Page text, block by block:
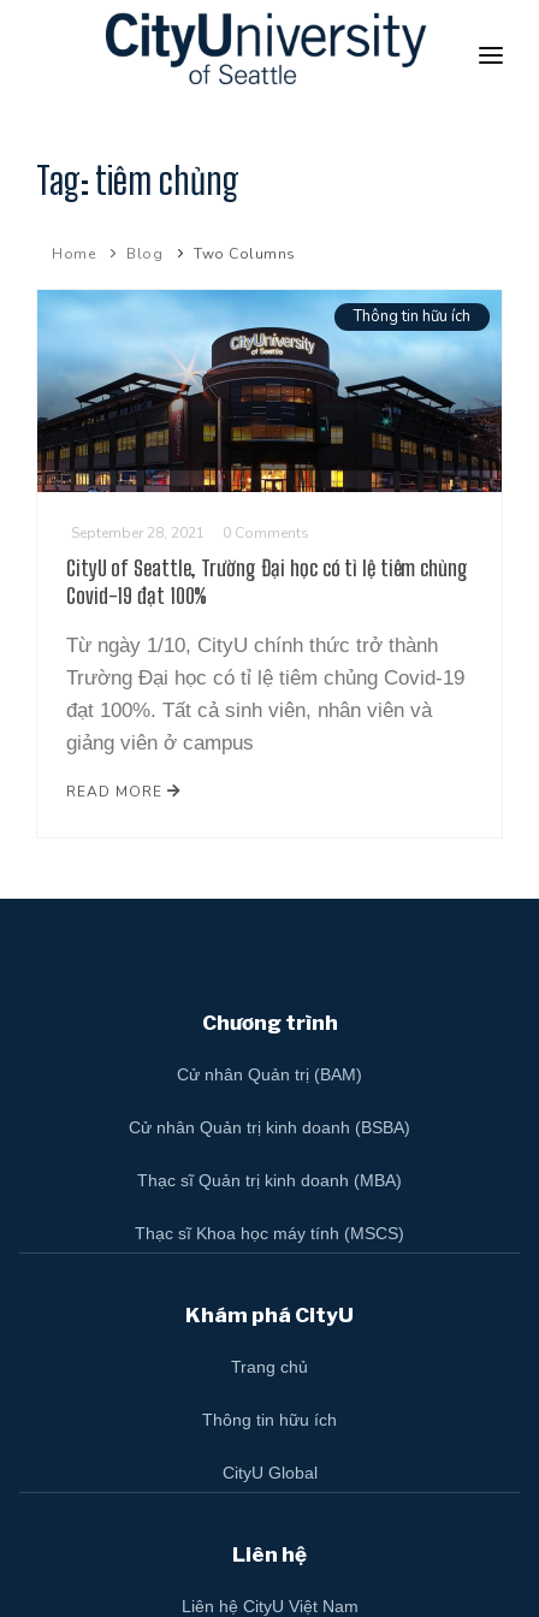
TRANG CHỦ
CHƯƠNG TRÌNH TẠI VIỆT NAM
CITYU GLOBAL
THÔNG TIN HỮU ÍCH
LIÊN HỆ
Tag:tiêm chủng
Home Blog Two Columns
Thông tin hữu ích
September 28, 2021 0 Comments
CityU of Seattle, Trường Đại học có tỉ lệ tiêm chủng
Covid-19 đạt 100%
Từ ngày 1/10, CityU chính thức trở thành
Trường Đại học có tỉ lệ tiêm chủng Covid-19
đạt 100%. Tất cả sinh viên, nhân viên và
giảng viên ở campus
READ MORE
Chương trình
Cử nhân Quản trị (BAM)
Cử nhân Quản trị kinh doanh (BSBA)
Thạc sĩ Quản trị kinh doanh (MBA)
Thạc sĩ Khoa học máy tính (MSCS)
Khám phá CityU
Trang chủ
Thông tin hữu ích
CityU Global
Liên hệ
Liên hệ CityU Việt Nam